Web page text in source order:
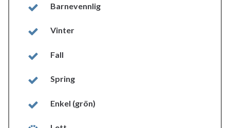
Barnevennlig
Vinter
Fall
Spring
Enkel (grön)